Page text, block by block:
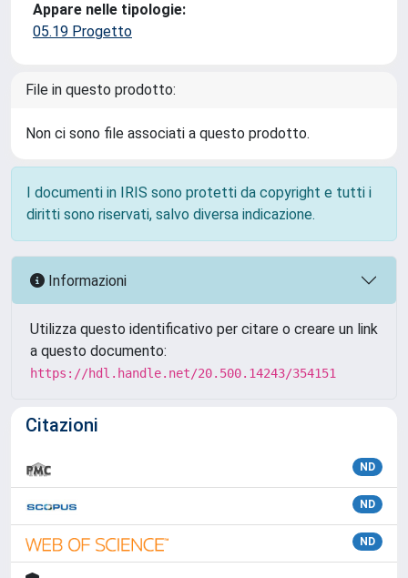
Appare nelle tipologie:
05.19 Progetto
File in questo prodotto:
Non ci sono file associati a questo prodotto.
I documenti in IRIS sono protetti da copyright e tutti i
diritti sono riservati, salvo diversa indicazione.
Informazioni
Utilizza questo identificativo per citare o creare un link
a questo documento:
https://hdl.handle.net/20.500.14243/354151
Citazioni
ND
ND
ND